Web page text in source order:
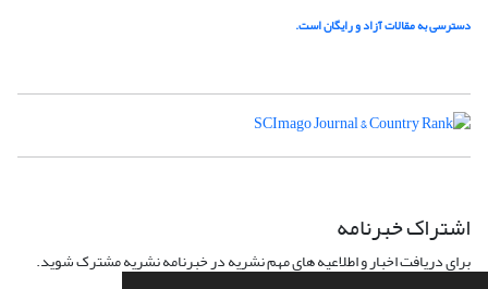
دسترسی به مقالات آزاد و رایگان است.
اشتراک خبرنامه
برای دریافت اخبار و اطلاعیه های مهم نشریه در خبرنامه نشریه مشترک شوید.